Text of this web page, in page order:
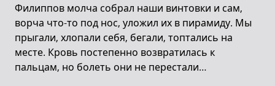
Филиппов молча собрал наши винтовки и сам,
ворча что-то под нос, уложил их в пирамиду. Мы
прыгали, хлопали себя, бегали, топтались на
месте. Кровь постепенно возвратилась к
пальцам, но болеть они не перестали…